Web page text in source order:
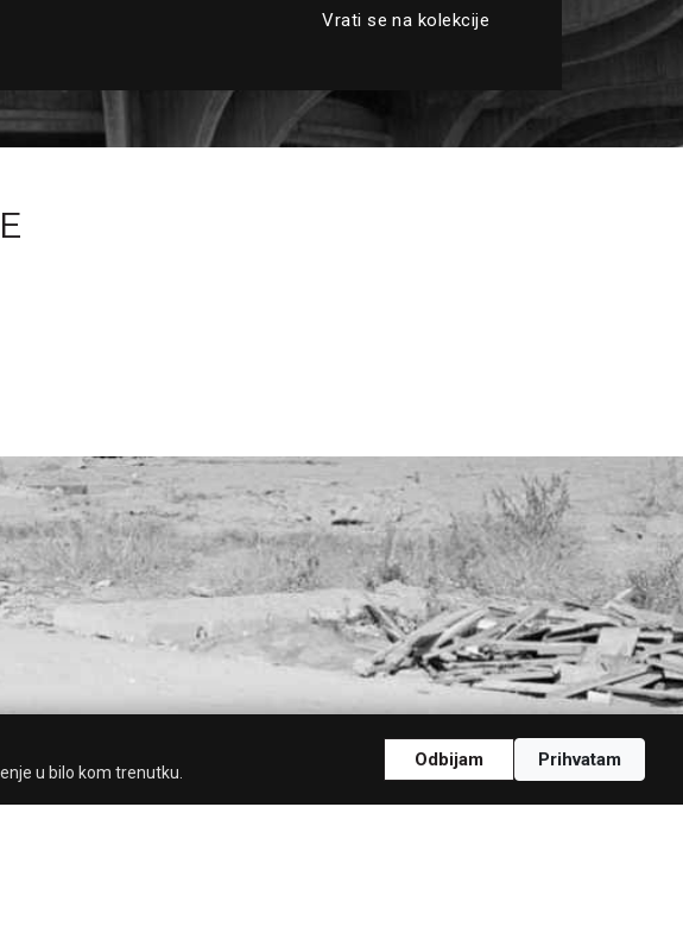
Vrati se na kolekcije
u bilo kom trenutku.
Odbijam Prihvatam